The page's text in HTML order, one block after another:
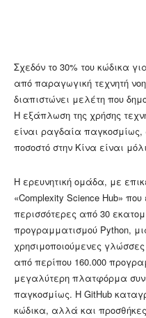
Σχεδόν το 30% του κώδικα
από παραγωγική τεχνητή
διαπιστώνει μελέτη που
Η εξάπλωση της χρήσης
είναι ραγδαία παγκοσμίως,
ποσοστό στην Κίνα είναι
Η ερευνητική ομάδα, με
«Complexity Science Hub»
περισσότερες από 30
προγραμματισμού Python,
χρησιμοποιούμενες
από περίπου 160.000
μεγαλύτερη πλατφόρμα
παγκοσμίως. Η GitHub
κώδικα, αλλά και